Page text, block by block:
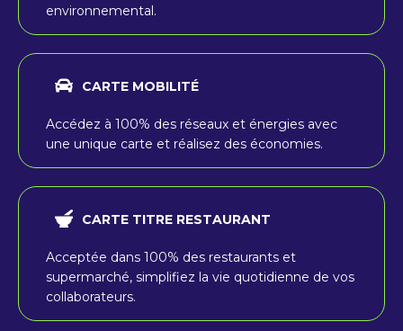
environnemental.
CARTE MOBILITÉ
Accédez à 100% des réseaux et énergies avec
une unique carte et réalisez des économies.
CARTE TITRE RESTAURANT
Acceptée dans 100% des restaurants et
supermarché, simplifiez la vie quotidienne de vos
collaborateurs.